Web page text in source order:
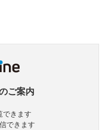
ご案内
できます
できます